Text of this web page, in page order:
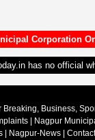
Corporation
has no official
Breaking, Business,
| Nagpur
Nagpur-News